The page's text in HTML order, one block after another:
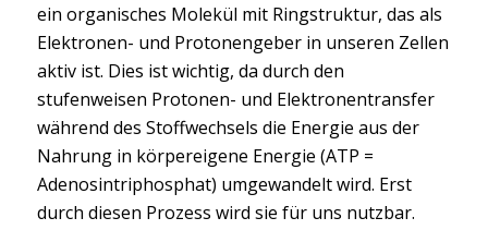
ein organisches Molekül mit Ringstruktur, das als
Elektronen- und Protonengeber in unseren Zellen
aktiv ist. Dies ist wichtig, da durch den
stufenweisen Protonen- und Elektronentransfer
während des Stoffwechsels die Energie aus der
Nahrung in körpereigene Energie (ATP =
Adenosintriphosphat) umgewandelt wird. Erst
durch diesen Prozess wird sie für uns nutzbar.